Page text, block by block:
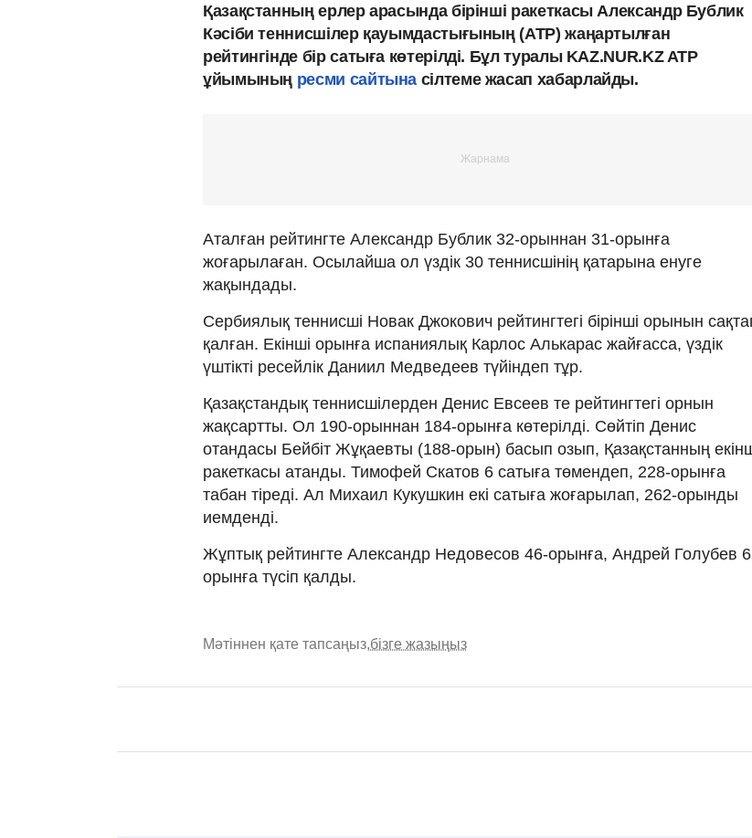
Қазақстанның ерлер арасында бірінші ракеткасы Александр Бублик
Кәсіби теннисшілер қауымдастығының (ATP) жаңартылған
рейтингінде бір сатыға көтерілді. Бұл туралы KAZ.NUR.KZ ATP
ұйымының ресми сайтына сілтеме жасап хабарлайды.
Аталған рейтингте Александр Бублик 32-орыннан 31-орынға
жоғарылаған. Осылайша ол үздік 30 теннисшінің қатарына енуге
жақындады.
Сербиялық теннисші Новак Джокович рейтингтегі бірінші орынын
қалған. Екінші орынға испаниялық Карлос Алькарас жайғасса, үздік
үштікті ресейлік Даниил Медведеев түйіндеп тұр.
Қазақстандық теннисшілерден Денис Евсеев те рейтингтегі орнын
жақсартты. Ол 190-орыннан 184-орынға көтерілді. Сөйтіп Денис
отандасы Бейбіт Жұқаевты (188-орын) басып озып, Қазақстанның
ракеткасы атанды. Тимофей Скатов 6 сатыға төмендеп, 228-орынға
табан тіреді. Ал Михаил Кукушкин екі сатыға жоғарылап, 262-орынды
иемденді.
Жұптық рейтингте Александр Недовесов 46-орынға, Андрей Голубев
орынға түсіп қалды.
Мәтіннен қате тапсаңыз,бізге жазыңыз